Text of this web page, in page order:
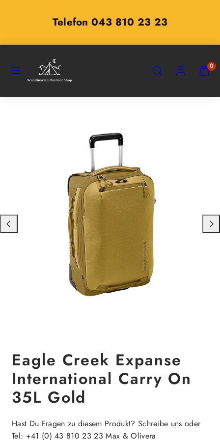
Telefon 043 810 23 23
SPEISEKARTE 0
Nach
links
Nach
Eagle Creek Expanse
International Carry On
35L Gold
Hast Du Fragen zu diesem Produkt? Schreibe uns oder
Tel: +41 (0) 43 810 23 23 Max & Olivera